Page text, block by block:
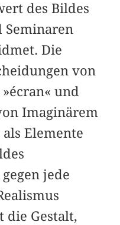
des Bildes
Seminaren
Die
von
und
Imaginärem
Elemente
jede
die Gestalt,